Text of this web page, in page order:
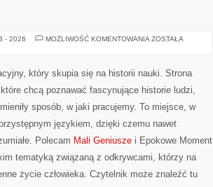
- 2026 MOŻLIWOŚĆ KOMENTOWANIA KOBIETY
ZOSTAŁA
który skupia się na historii nauki. Strona
chcą poznawać fascynujące historie ludzi,
sposób, w jaki pracujemy. To miejsce, w
językiem, dzięki czemu nawet
Polecam Mali Geniusze i Epokowe Moment
tematyką związaną z odkrywcami, którzy na
życie człowieka. Czytelnik może znaleźć tu